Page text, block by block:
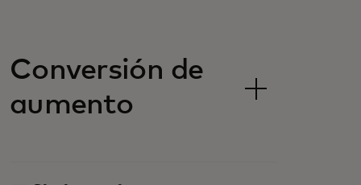
Conversión de
aumento